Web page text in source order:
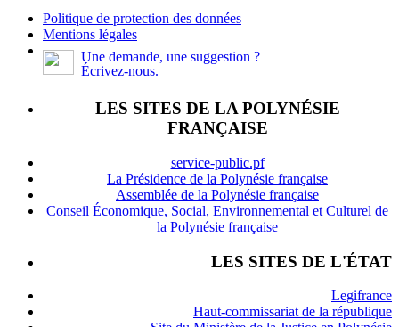
Politique de protection des données
Mentions légales
Une demande, une suggestion ?
Écrivez-nous.
LES SITES DE LA POLYNÉSIE
FRANÇAISE
service-public.pf
La Présidence de la Polynésie française
Assemblée de la Polynésie française
Conseil Économique, Social, Environnemental et Culturel de
la Polynésie française
LES SITES DE L'ÉTAT
Legifrance
Haut-commissariat de la république